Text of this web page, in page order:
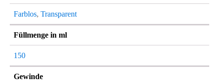
Farblos, Transparent
Füllmenge in ml
150
Gewinde